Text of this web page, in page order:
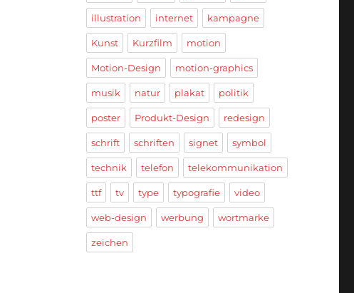
illustration internet kampagne
Kunst Kurzfilm motion
Motion-Design motion-graphics
musik natur plakat politik
poster Produkt-Design redesign
schrift schriften signet symbol
technik telefon telekommunikation
ttf tv type typografie video
web-design werbung wortmarke
zeichen